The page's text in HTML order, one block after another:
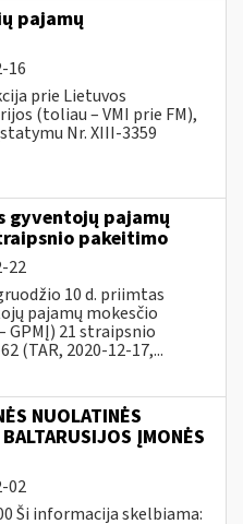
pajamų
16
prie Lietuvos
(toliau – VMI prie FM),
Nr. XIII-3359
gyventojų pajamų
pakeitimo
22
10 d. priimtas
pajamų mokesčio
GPMĮ) 21 straipsnio
(TAR, 2020-12-17,...
NUOLATINĖS
BALTARUSIJOS ĮMONĖS
02
Ši informacija skelbiama: